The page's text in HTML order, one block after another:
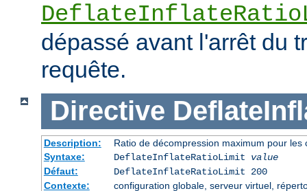
dépassé avant l'arrêt du
requête.
Directive
Description:
Ratio de décompression maximum pour les
Syntaxe:
DeflateInflateRatioLimit value
Défaut:
DeflateInflateRatioLimit 200
Contexte:
configuration globale, serveur virtuel,